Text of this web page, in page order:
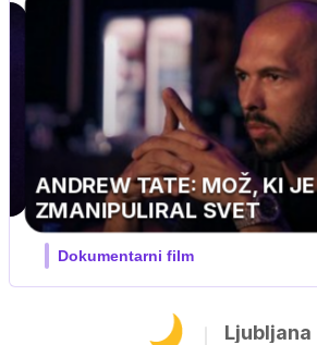
MOJ PRIJATELJ PINGVIN
Film meseca / družinski,
Ljubljana